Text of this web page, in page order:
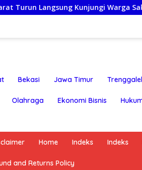
Kunjungi Warga Sakit dan
Bekasi Jawa Timur
Olahraga Ekonomi Bisnis
Home Indeks Indeks
and Returns Policy